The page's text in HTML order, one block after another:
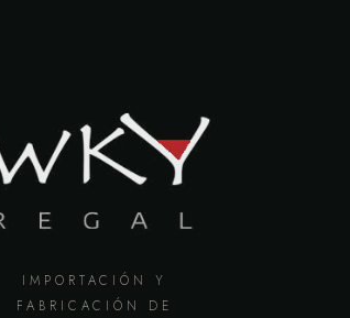
IMPORTACIÓN Y
FABRICACIÓN DE